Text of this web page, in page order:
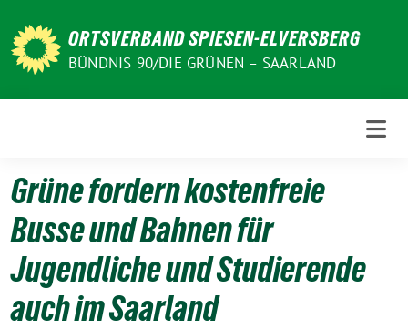
zum
Inhalt
ORTSVERBAND SPIESEN-ELVERSBERG
BÜNDNIS 90/DIE GRÜNEN – SAARLAND
Grüne fordern kostenfreie
Busse und Bahnen für
Jugendliche und Studierende
auch im Saarland